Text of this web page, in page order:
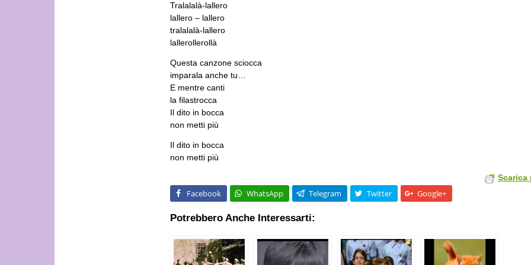
Tralalalà-lallero
lallero – lallero
tralalalà-lallero
lallerollerollà
Questa canzone sciocca
imparala anche tu…
E mentre canti
la filastrocca
Il dito in bocca
non metti più
Il dito in bocca
non metti più
Scarica
Facebook WhatsApp Telegram Twitter Google+
Potrebbero Anche Interessarti: